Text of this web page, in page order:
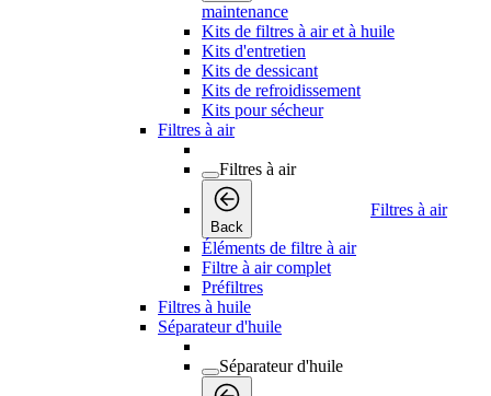
maintenance
Kits de filtres à air et à huile
Kits d'entretien
Kits de dessicant
Kits de refroidissement
Kits pour sécheur
Filtres à air
Filtres à air
Back
Filtres à air
Éléments de filtre à air
Filtre à air complet
Préfiltres
Filtres à huile
Séparateur d'huile
Séparateur d'huile